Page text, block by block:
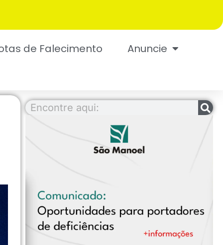
de Falecimento Anuncie